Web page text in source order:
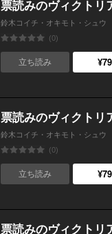
票読みのヴィクトリ
鈴木コイチ・オキモト・シュウ
(0)
立ち読み
票読みのヴィクトリ
鈴木コイチ・オキモト・シュウ
(0)
立ち読み
票読みのヴィクトリ